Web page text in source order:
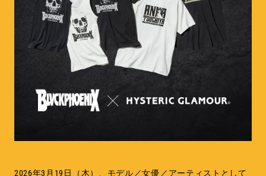
TABLOID
LOOKBOOK
MEMBERSHIP
PRIVACY POLICY
2026年3月19日（木）、モデル／女優／アーティストとして